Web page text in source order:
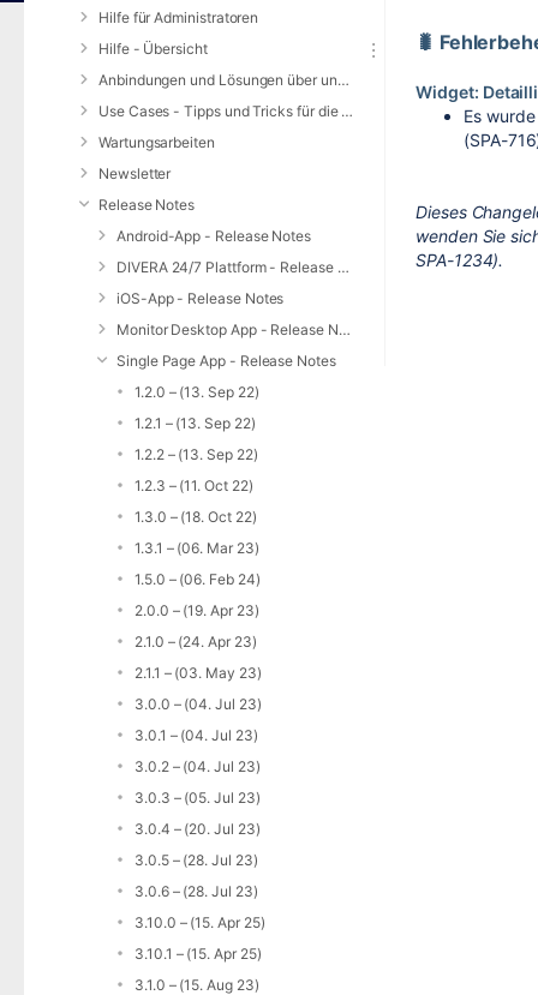
Hilfe für Administratoren
Hilfe - Übersicht
Anbindungen und Lösungen über unsere Web-Schnittstelle (REST-API)
Use Cases - Tipps und Tricks für die Anwendung von DIVERA 24/7
Wartungsarbeiten
Newsletter
Release Notes
Android-App - Release Notes
DIVERA 24/7 Plattform - Release Notes
iOS-App - Release Notes
Monitor Desktop App - Release Notes
Single Page App - Release Notes
1.2.0 – (13. Sep 22)
1.2.1 – (13. Sep 22)
1.2.2 – (13. Sep 22)
1.2.3 – (11. Oct 22)
1.3.0 – (18. Oct 22)
1.3.1 – (06. Mar 23)
1.5.0 – (06. Feb 24)
2.0.0 – (19. Apr 23)
2.1.0 – (24. Apr 23)
2.1.1 – (03. May 23)
3.0.0 – (04. Jul 23)
3.0.1 – (04. Jul 23)
3.0.2 – (04. Jul 23)
3.0.3 – (05. Jul 23)
3.0.4 – (20. Jul 23)
3.0.5 – (28. Jul 23)
3.0.6 – (28. Jul 23)
3.10.0 – (15. Apr 25)
3.10.1 – (15. Apr 25)
3.1.0 – (15. Aug 23)
🐛
Widget:
Es
(SPA-
Dieses
wenden Sie
SPA-1234).